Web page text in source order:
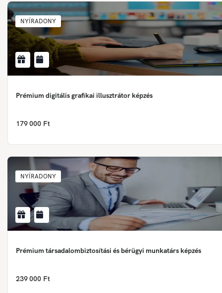
NYÍRADONY
Prémium digitális grafikai illusztrátor képzés
179 000 Ft
NYÍRADONY
Prémium társadalombiztosítási és bérügyi munkatárs képzés
239 000 Ft